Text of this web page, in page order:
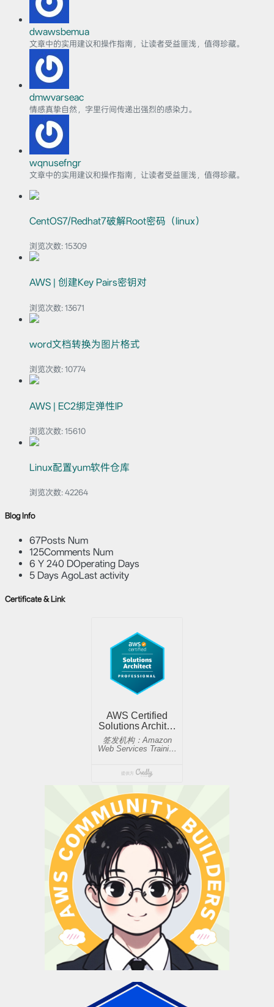
dwawsbemua
文章中的实用建议和操作指南，让读者受益匪浅，值得珍藏。
dmwvarseac
情感真挚自然，字里行间传递出强烈的感染力。
wqnusefngr
文章中的实用建议和操作指南，让读者受益匪浅，值得珍藏。
CentOS7/Redhat7破解Root密码（linux）
浏览次数: 15309
AWS | 创建Key Pairs密钥对
浏览次数: 13671
word文档转换为图片格式
浏览次数: 10774
AWS | EC2绑定弹性IP
浏览次数: 15610
Linux配置yum软件仓库
浏览次数: 42264
Blog Info
67Posts Num
125Comments Num
6 Y 240 DOperating Days
5 Days AgoLast activity
Certificate & Link